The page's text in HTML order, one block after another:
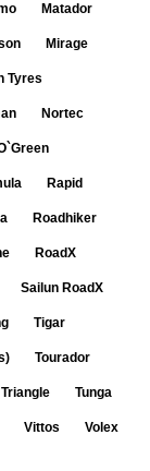
Matador
Mirage
Tyres
Nortec
Rapid
Roadhiker
RoadX
Sailun RoadX
Tigar
Tourador
Triangle Tunga
Vittos Volex